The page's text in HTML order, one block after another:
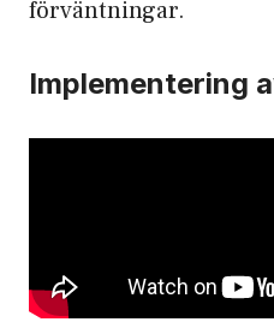
förväntningar.
Implementering